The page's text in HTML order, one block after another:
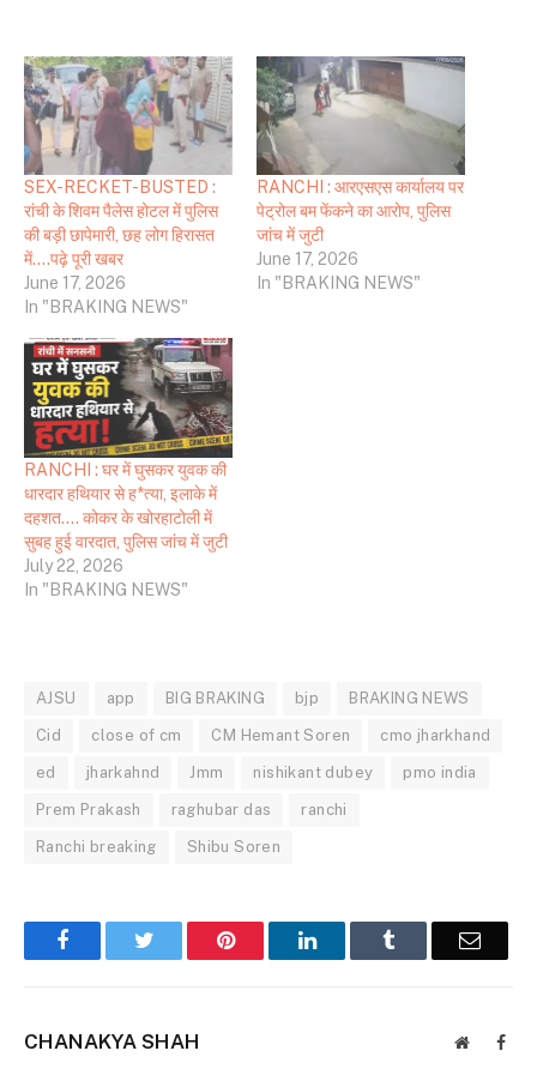
SEX-RECKET-BUSTED :
रांची के शिवम पैलेस होटल में पुलिस
की बड़ी छापेमारी, छह लोग हिरासत
में….पढ़े पूरी खबर
June 17, 2026
In "BRAKING NEWS"
RANCHI : आरएसएस कार्यालय पर
पेट्रोल बम फेंकने का आरोप, पुलिस
जांच में जुटी
June 17, 2026
In "BRAKING NEWS"
RANCHI : घर में घुसकर युवक की
धारदार हथियार से ह*त्या, इलाके में
दहशत…. कोकर के खोरहाटोली में
सुबह हुई वारदात, पुलिस जांच में जुटी
July 22, 2026
In "BRAKING NEWS"
AJSU app BIG BRAKING bjp BRAKING NEWS
Cid close of cm CM Hemant Soren cmo jharkhand
ed jharkahnd Jmm nishikant dubey pmo india
Prem Prakash raghubar das ranchi
Ranchi breaking Shibu Soren
FacebookTwitter Pinterest LinkedInTumblr Email
CHANAKYA SHAH Website